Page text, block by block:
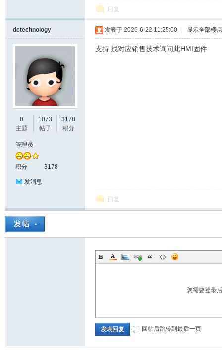
回复
dctechnology
0
主题
1073
帖子
3178
积分
管理员
积分 3178
发消息
发表于 2026-6-22 11:25:00 显示全部楼层
支持 找对应销售技术询问此HMI固件
回复
您需要登录
发表回复 回帖后跳转到最后一页